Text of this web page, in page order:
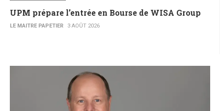
UPM prépare l’entrée en Bourse de WISA Group
LE MAITRE PAPETIER 3 AOÛT 2026